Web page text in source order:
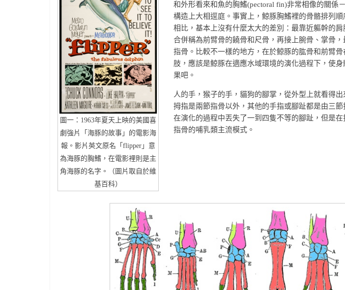
圖一：1963年夏天上映的美國喜
劇強片「海豚的故事」的電影海
報。影片英文原名「flipper」意
為海豚的胸鰭，在電影裡則是主
角海豚的名字。（圖片取自於維
基百科）
和外形看來和魚的胸鰭(pectoral fin)非常相像的關係
構造上大相逕庭。事實上，鯨豚胸鰭裡的骨骼排列
相比，基本上沒有什麼太大的差別：最靠近軀幹的
合併稱為前臂骨的饒骨和尺骨，再接上腕骨、掌骨
指骨。比較不一樣的地方，在於鯨豚的肱骨和前臂
肢，應該是鯨豚在適應水域環境的演化過程下，使
果吧。
人的手，猴子的手，貓狗的腳掌，從外型上就看得
拇指是兩節指骨以外，其他的手指或腳趾都是由三
在演化的過程中丟失了一到四隻不等的腳趾，但是
指骨的哺乳類主流模式。